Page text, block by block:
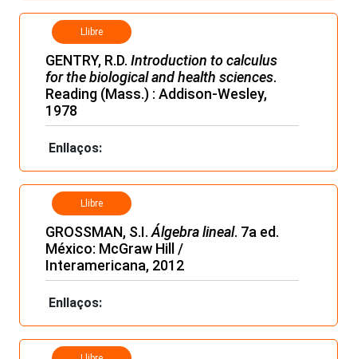
Llibre
GENTRY, R.D. Introduction to calculus
for the biological and health sciences.
Reading (Mass.) : Addison-Wesley,
1978
Enllaços:
Llibre
GROSSMAN, S.I. Álgebra lineal. 7a ed.
México: McGraw Hill /
Interamericana, 2012
Enllaços: